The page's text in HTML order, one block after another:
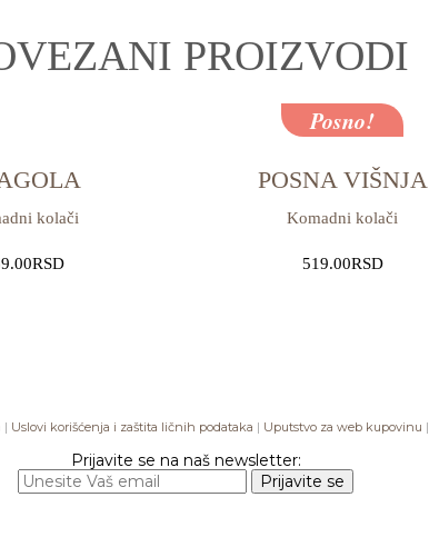
PROIZVODI
kolači
RSD
Posno!
POSNA VIŠNJA
Komadni kolači
519.00RSD
| Uslovi korišćenja i zaštita ličnih podataka | Uputstvo za web kupovinu |
Prijavite se na naš newsletter: